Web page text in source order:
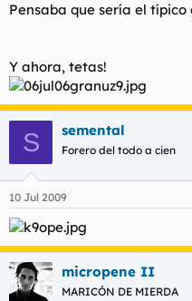
Pensaba que sería el
Y ahora, tetas!
S semental
Forero del todo a cien
10 Jul 2009
micropene II
MARICÓN DE MIERDA